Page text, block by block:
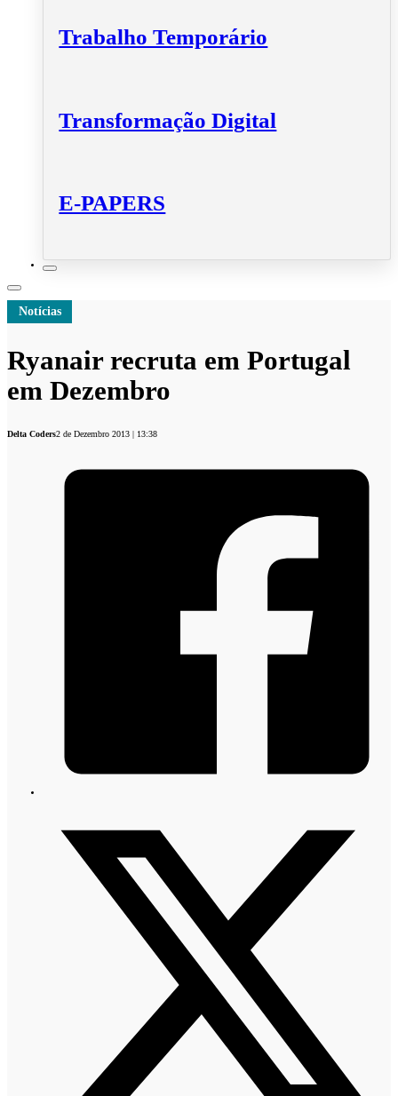
Trabalho Temporário
Transformação Digital
E-PAPERS
Notícias
Ryanair recruta em Portugal
em Dezembro
Delta Coders2 de Dezembro 2013 | 13:38